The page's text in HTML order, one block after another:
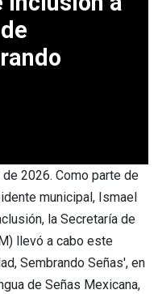
de 2026. Como parte de
municipal, Ismael
la Secretaría de
llevó a cabo este
Sembrando Señas', en
de Señas Mexicana,